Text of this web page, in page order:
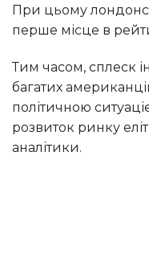
При цьому лондонські аеропорти посідають
перше місце в
Тим часом, сплеск інтересу до міста з боку
багатих
політичною
розвиток ринку
аналітики.